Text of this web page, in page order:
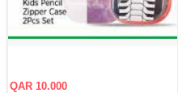
QAR 10.000